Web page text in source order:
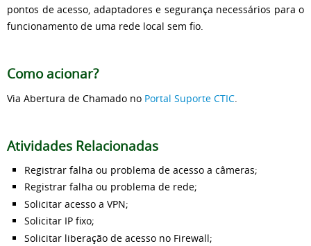
pontos de acesso, adaptadores e segurança necessários para o
funcionamento de uma rede local sem fio.
Como acionar?
Via Abertura de Chamado no Portal Suporte CTIC
Atividades Relacionadas
Registrar falha ou problema de acesso a câmeras;
Registrar falha ou problema de rede;
Solicitar acesso a VPN;
Solicitar IP fixo;
Solicitar liberação de acesso no Firewall;